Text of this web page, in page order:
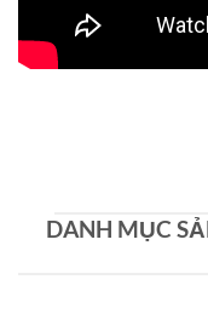
DANH MỤC